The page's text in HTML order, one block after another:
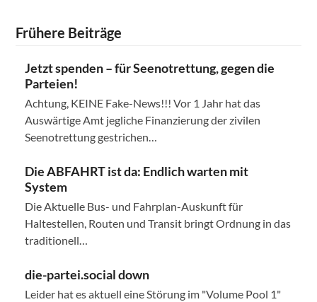
Frühere Beiträge
Jetzt spenden – für Seenotrettung, gegen die
Parteien!
Achtung, KEINE Fake-News!!! Vor 1 Jahr hat das
Auswärtige Amt jegliche Finanzierung der zivilen
Seenotrettung gestrichen…
Die ABFAHRT ist da: Endlich warten mit
System
Die Aktuelle Bus- und Fahrplan-Auskunft für
Haltestellen, Routen und Transit bringt Ordnung in das
traditionell…
die-partei.social down
Leider hat es aktuell eine Störung im "Volume Pool 1"